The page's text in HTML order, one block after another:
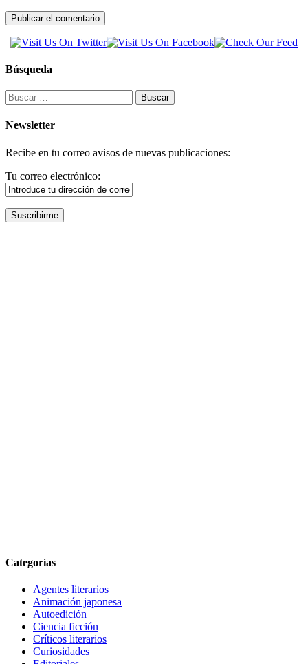
Búsqueda
Buscar:
Newsletter
Recibe en tu correo avisos de nuevas publicaciones:
Tu correo electrónico:
Categorías
Agentes literarios
Animación japonesa
Autoedición
Ciencia ficción
Críticos literarios
Curiosidades